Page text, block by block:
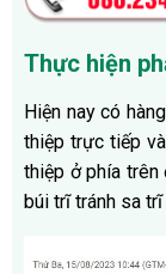
Thực hiện
Hiện nay có
thiệp trực tiếp
thiệp ở phía trên
búi trĩ tránh sa